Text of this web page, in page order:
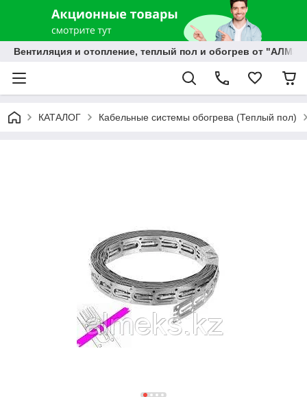
Вентиляция и отопление, теплый пол и обогрев от
КАТАЛОГ Кабельные системы обогрева (Теплый пол)